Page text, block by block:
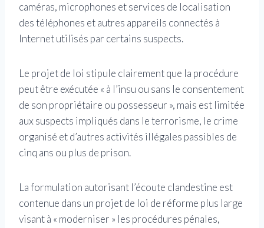
caméras, microphones et services de localisation
des téléphones et autres appareils connectés à
Internet utilisés par certains suspects.
Le projet de loi stipule clairement que la procédure
peut être exécutée « à l’insu ou sans le consentement
de son propriétaire ou possesseur », mais est limitée
aux suspects impliqués dans le terrorisme, le crime
organisé et d’autres activités illégales passibles de
cinq ans ou plus de prison.
La formulation autorisant l’écoute clandestine est
contenue dans un projet de loi de réforme plus large
visant à « moderniser » les procédures pénales,